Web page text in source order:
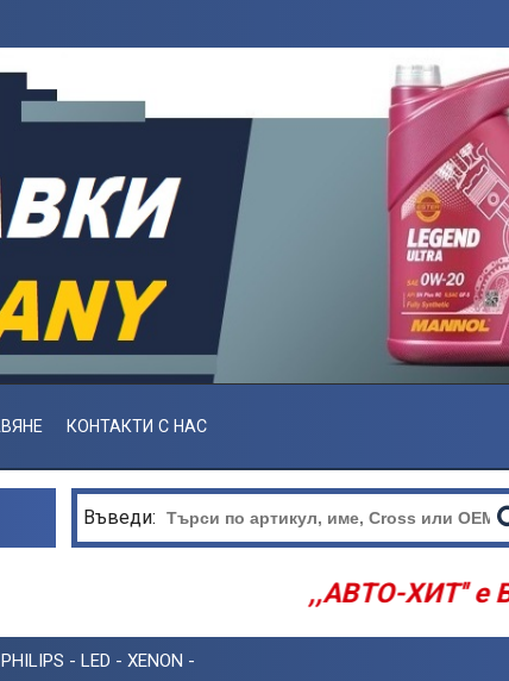
КОНТАКТИ С НАС
Въведи:
,,АВТО-ХИТ'' е
- LED - XENON -